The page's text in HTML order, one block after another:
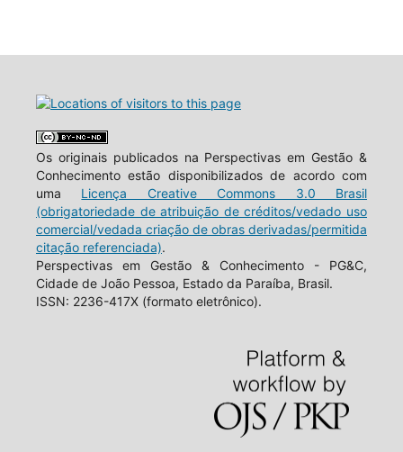
Os originais publicados na Perspectivas em Gestão &
Conhecimento estão disponibilizados de acordo com
uma Licença Creative Commons 3.0 Brasil
(obrigatoriedade de atribuição de créditos/vedado uso
comercial/vedada criação de obras derivadas/permitida
citação referenciada).
Perspectivas em Gestão & Conhecimento - PG&C,
Cidade de João Pessoa, Estado da Paraíba, Brasil.
ISSN: 2236-417X (formato eletrônico).